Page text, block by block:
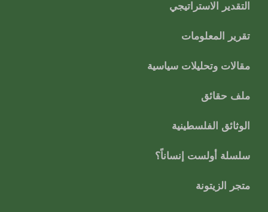
التقدير الاستراتيجي
تقرير المعلومات
مقالات وتحليلات سياسية
ملف حقائق
الوثائق الفلسطينية
سلسلة أولست إنساناً؟
متجر الزيتونة